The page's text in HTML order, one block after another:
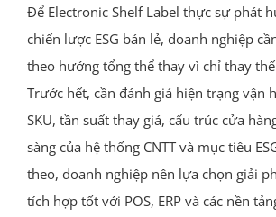
Để Electronic Shelf Label thực sự phát
chiến lược ESG bán lẻ, doanh nghiệp
theo hướng tổng thể thay vì chỉ thay
Trước hết, cần đánh giá hiện trạng vận
SKU, tần suất thay giá, cấu trúc cửa
sàng của hệ thống CNTT và mục tiêu
theo, doanh nghiệp nên lựa chọn giải
tích hợp tốt với POS, ERP và các nền